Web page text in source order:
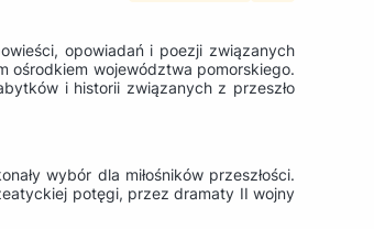
opowiadań i poezji związanych
ośrodkiem województwa pomorskiego.
i historii związanych z przeszło
wybór dla miłośników przeszłości.
potęgi, przez dramaty II wojny